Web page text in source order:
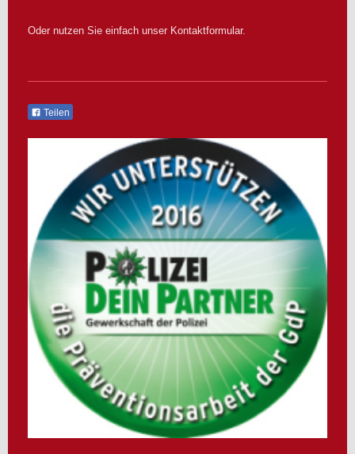
Oder nutzen Sie einfach unser Kontaktformular.
Teilen